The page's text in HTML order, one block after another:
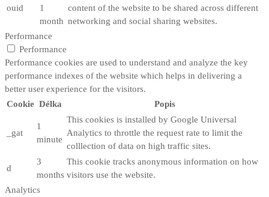
ouid
1
month
content of the website to be shared across different
networking and social sharing websites.
Performance
Performance
Performance cookies are used to understand and analyze the key
performance indexes of the website which helps in delivering a
better user experience for the visitors.
Cookie Délka Popis
_gat
1
minute
This cookies is installed by Google Universal
Analytics to throttle the request rate to limit the
colllection of data on high traffic sites.
d
3
months
This cookie tracks anonymous information on how
visitors use the website.
Analytics